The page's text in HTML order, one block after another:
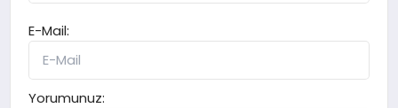
E-Mail:
Yorumunuz: